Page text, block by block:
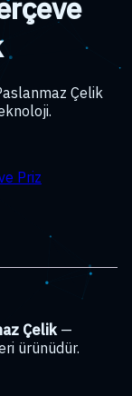
Çelik
Priz
Çelik —
ürünüdür.